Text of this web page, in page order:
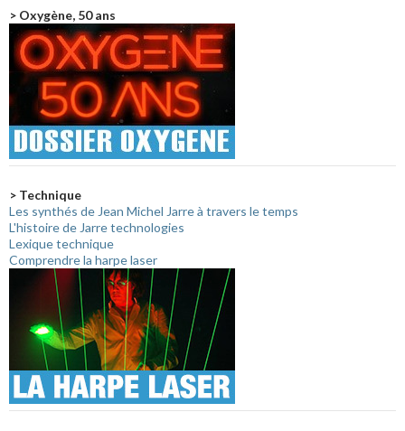
> Oxygène, 50 ans
> Technique
Les synthés de Jean Michel Jarre à travers le temps
L'histoire de Jarre technologies
Lexique technique
Comprendre la harpe laser